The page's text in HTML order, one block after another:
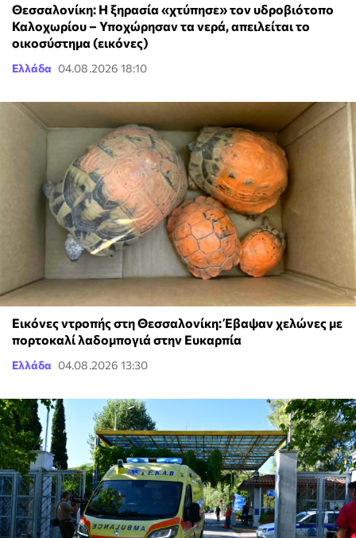
Θεσσαλονίκη: Η ξηρασία «χτύπησε» τον υδροβιότοπο
Καλοχωρίου – Υποχώρησαν τα νερά, απειλείται το
οικοσύστημα (εικόνες)
Ελλάδα 04.08.2026 18:10
Εικόνες ντροπής στη Θεσσαλονίκη: Έβαψαν χελώνες με
πορτοκαλί λαδομπογιά στην Ευκαρπία
Ελλάδα 04.08.2026 13:30